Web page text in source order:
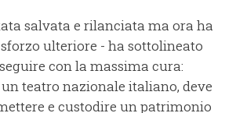
salvata e rilanciata ma ora ha
ulteriore - ha sottolineato
con la massima cura:
teatro nazionale italiano, deve
e custodire un patrimonio